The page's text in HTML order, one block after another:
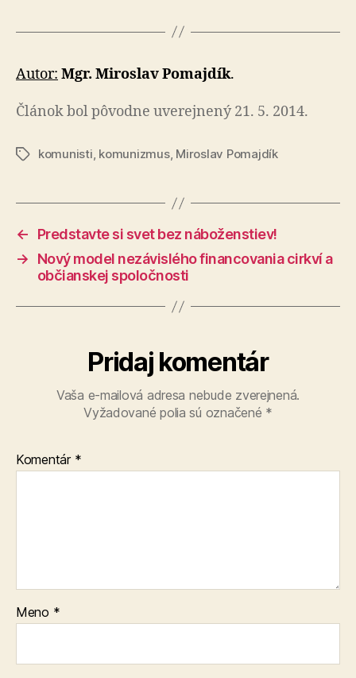
Autor: Mgr. Miroslav Pomajdík.
Článok bol pôvodne uverejnený 21. 5. 2014.
Značkykomunisti, komunizmus, Miroslav Pomajdík
←
Predstavte si svet bez náboženstiev!
→
Nový model nezávislého financovania cirkví a
občianskej spoločnosti
Pridaj komentár
Vaša e-mailová adresa nebude zverejnená.
Vyžadované polia sú označené *
Komentár *
Meno *